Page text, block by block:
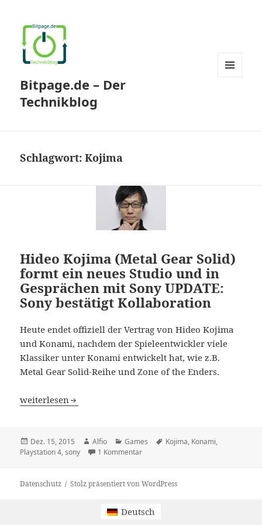
Bitpage.de – Der
Technikblog
Schlagwort:Kojima
Hideo Kojima (Metal Gear Solid)
formt ein neues Studio und in
Gesprächen mit Sony UPDATE:
Sony bestätigt Kollaboration
Heute endet offiziell der Vertrag von Hideo Kojima
und Konami, nachdem der Spieleentwickler viele
Klassiker unter Konami entwickelt hat, wie z.B.
Metal Gear Solid-Reihe und Zone of the Enders.
Hideo Kojima (Metal Gear Solid) formt ein neues Studio
weiterlesen
Veröffentlicht
am
Dez. 15, 2015 Autor
Alfio Kategorien
Games Schlagwörter
Kojima, Konami,
Playstation 4,sony 1 Kommentarzu Hideo Kojima (Metal Gear Solid)
Datenschutz Stolz präsentiert von WordPress
Deutsch